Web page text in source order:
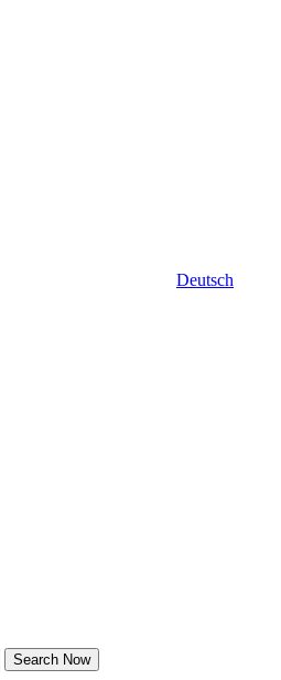
Deutsch
Search Now